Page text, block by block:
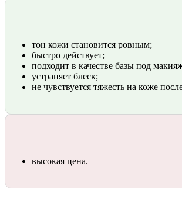
тон кожи становится ровным;
быстро действует;
подходит в качестве базы под
устраняет блеск;
не чувствуется тяжесть на коже
высокая цена.